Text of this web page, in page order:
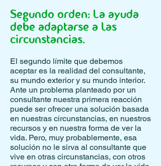
Segundo orden: La ayuda
debe adaptarse a las
circunstancias.
El segundo límite que debemos
aceptar es la realidad del consultante,
su mundo exterior y su mundo interior.
Ante un problema planteado por un
consultante nuestra primera reacción
puede ser ofrecer una solución basada
en nuestras circunstancias, en nuestros
recursos y en nuestra forma de ver la
vida. Pero, muy probablemente, esa
solución no le sirva al consultante que
vive en otras circunstancias, con otros